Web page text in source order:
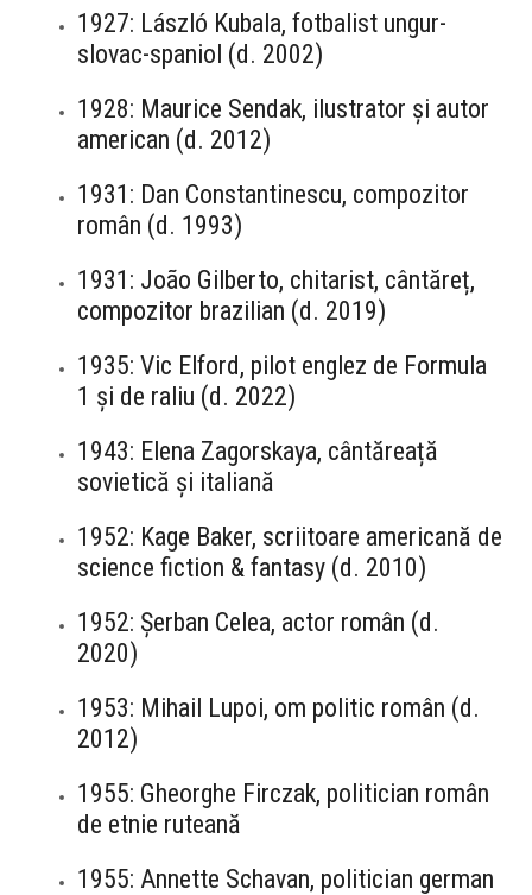
1927: László Kubala, fotbalist ungur-
slovac-spaniol (d. 2002)
1928: Maurice Sendak, ilustrator și autor
american (d. 2012)
1931: Dan Constantinescu, compozitor
român (d. 1993)
1931: João Gilberto, chitarist, cântăreț,
compozitor brazilian (d. 2019)
1935: Vic Elford, pilot englez de Formula
1 și de raliu (d. 2022)
1943: Elena Zagorskaya, cântăreață
sovietică și italiană
1952: Kage Baker, scriitoare americană de
science fiction & fantasy (d. 2010)
1952: Șerban Celea, actor român (d.
2020)
1953: Mihail Lupoi, om politic român (d.
2012)
1955: Gheorghe Firczak, politician român
de etnie ruteană
1955: Annette Schavan, politician german